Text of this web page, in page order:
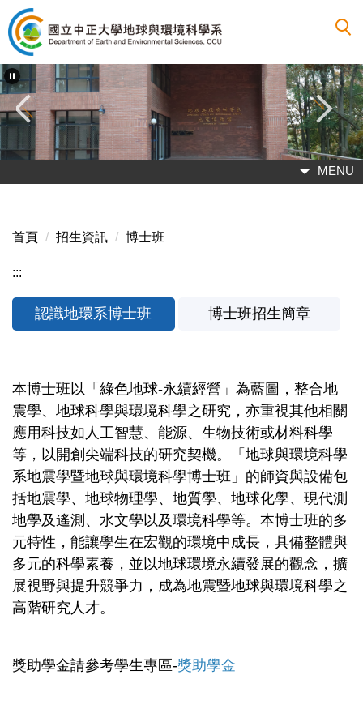
跳
到
主
要
內
容
區
MENU
首頁 招生資訊 博士班
:::
認識地環系博士班 博士班招生簡章
本博士班以「綠色地球-永續經營」為藍圖，整合地
震學、地球科學與環境科學之研究，亦重視其他相關
應用科技如人工智慧、能源、生物技術或材料科學
等，以開創尖端科技的研究契機。「地球與環境科學
系地震學暨地球與環境科學博士班」的師資與設備包
括地震學、地球物理學、地質學、地球化學、現代測
地學及遙測、水文學以及環境科學等。本博士班的多
元特性，能讓學生在宏觀的環境中成長，具備整體與
多元的科學素養，並以地球環境永續發展的觀念，擴
展視野與提升競爭力，成為地震暨地球與環境科學之
高階研究人才。
獎助學金請參考學生專區-獎助學金